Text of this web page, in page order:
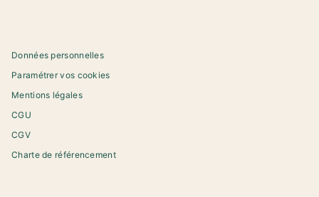
Données personnelles
Paramétrer vos cookies
Mentions légales
CGU
CGV
Charte de référencement